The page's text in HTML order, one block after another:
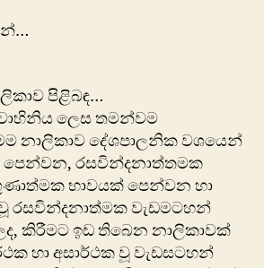
පිළිබඳ…
ලෙස තමන්වම
නාලිකාව දේශපාලනික වශයෙන්
පෙන්වන, රසවින්දනාත්තමක
භාවයක් පෙන්වන හා
රසවින්දනාත්මක වැඩමටහන්
කිරීමට ඉඩ තිබෙන නාලිකාවක්
හා අසාර්ථක වූ වැඩසටහන්